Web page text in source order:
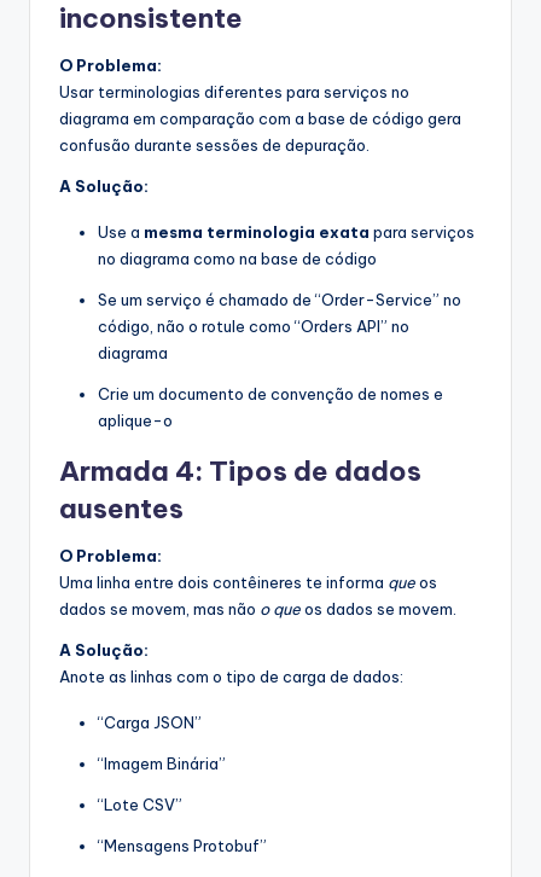
inconsistente
O Problema:
Usar terminologias diferentes para serviços no
diagrama em comparação com a base de código gera
confusão durante sessões de depuração.
A Solução:
Use a mesma terminologia exata para serviços
no diagrama como na base de código
Se um serviço é chamado de “Order-Service” no
código, não o rotule como “Orders API” no
diagrama
Crie um documento de convenção de nomes e
aplique-o
Armada 4: Tipos de dados
ausentes
O Problema:
Uma linha entre dois contêineres te informa queos
dados se movem, mas não o queos dados se movem.
A Solução:
Anote as linhas com o tipo de carga de dados:
“Carga JSON”
“Imagem Binária”
“Lote CSV”
“Mensagens Protobuf”